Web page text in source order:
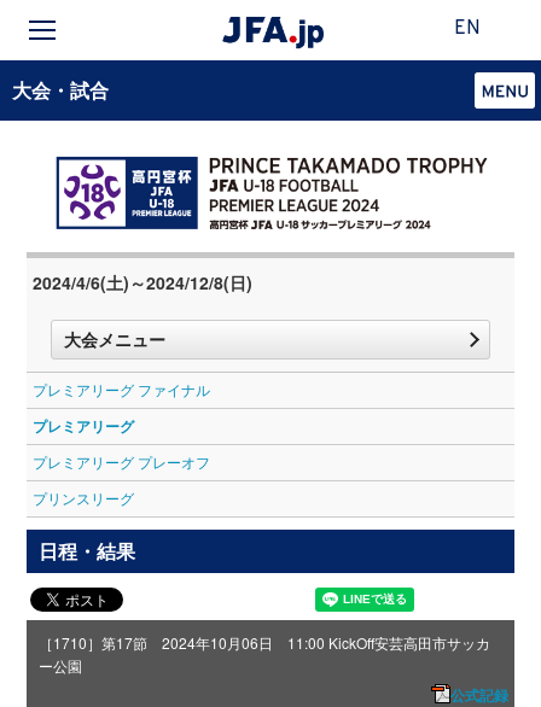
EN
大会・試合
2024/4/6(土)～2024/12/8(日)
大会メニュー
プレミアリーグ ファイナル
プレミアリーグ
プレミアリーグ プレーオフ
プリンスリーグ
日程・結果
［1710］第17節 2024年10月06日 11:00 KickOff安芸高田市サッカ
ー公園
公式記録